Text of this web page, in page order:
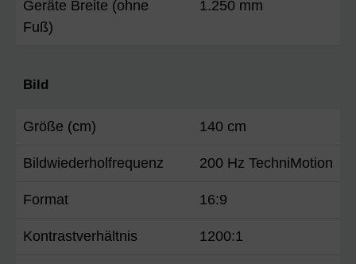
Geräte Breite (ohne
Fuß)
1.250 mm
Bild
Größe (cm) 140 cm
Bildwiederholfrequenz 200 Hz TechniMotion
Format 16:9
Kontrastverhältnis 1200:1